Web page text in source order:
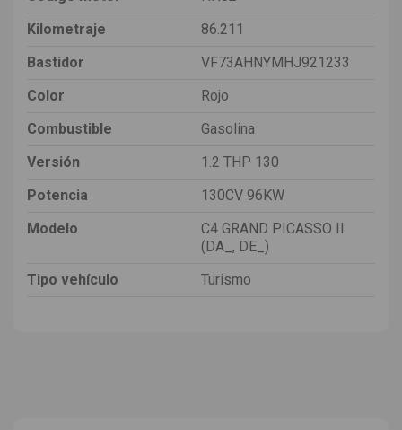
Kilometraje
86.211
Bastidor
VF73AHNYMHJ921233
Color
Rojo
Combustible
Gasolina
Versión
1.2 THP 130
Potencia
130CV 96KW
Modelo
C4 GRAND PICASSO II
(DA_, DE_)
Tipo vehículo
Turismo